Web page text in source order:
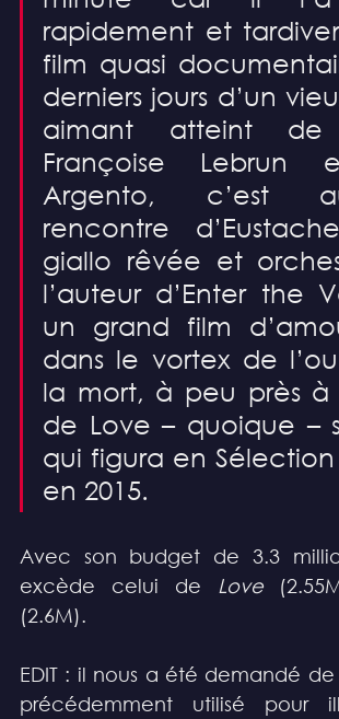
rapidement et
film quasi
derniers jours d’un
aimant atteint de
Françoise Lebrun
Argento, c’est
rencontre
giallo rêvée et
l’auteur d’Enter the
un grand film
dans le vortex de
la mort, à peu près à
de Love – quoique –
qui figura en
en 2015.
Avec son budget de 3.3
excède celui de
Love
(2.6M).
EDIT : il nous a été demandé
précédemment utilisé pour